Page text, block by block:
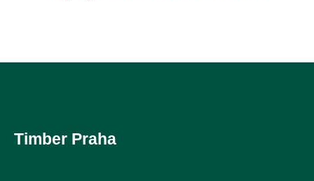
Timber Praha